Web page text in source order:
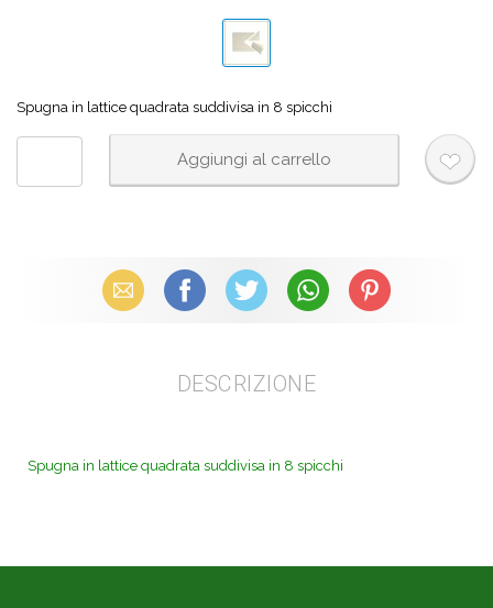
Spugna in lattice quadrata suddivisa in 8 spicchi
Email Facebook X (Twitter) WhatsAppPinterest
DESCRIZIONE
Spugna in lattice quadrata suddivisa in 8 spicchi